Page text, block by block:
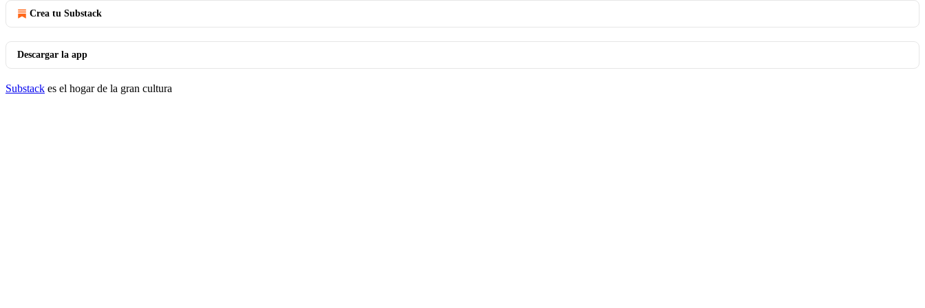
Crea tu Substack
Descargar la app
Substack es el hogar de la gran cultura